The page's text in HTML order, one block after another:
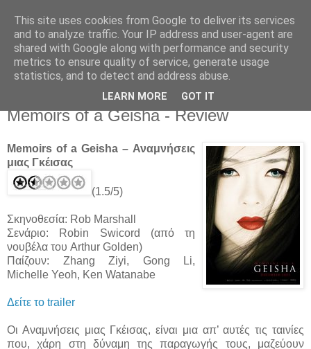
Movies For The Masses
Challenging common sense since 2004
Friday, January 13, 2006
Memoirs of a Geisha - Review
Memoirs of a Geisha – Αναμνήσεις
μιας Γκέισας
(1.5/5)
Σκηνοθεσία: Rob Marshall
Σενάριο: Robin Swicord (από τη
νουβέλα του Arthur Golden)
Παίζουν: Zhang Ziyi, Gong Li,
Michelle Yeoh, Ken Watanabe
Δείτε το trailer
Οι Αναμνήσεις μιας Γκέισας, είναι μια απ’ αυτές τις ταινίες
που, χάρη στη δύναμη της παραγωγής τους, μαζεύουν
This site uses cookies from Google to deliver its services
and to analyze traffic. Your IP address and user-agent are
shared with Google along with performance and security
metrics to ensure quality of service, generate usage
statistics, and to detect and address abuse.
LEARN MORE GOT IT